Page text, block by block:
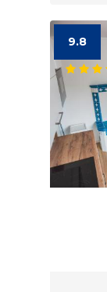
9.8